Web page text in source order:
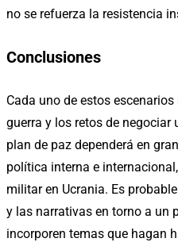
no se refuerza la resistencia
Conclusiones
Cada uno de estos
guerra y los retos de negociar
plan de paz dependerá en
política interna e
militar en Ucrania. Es
y las narrativas en torno a un
incorporen temas que hagan